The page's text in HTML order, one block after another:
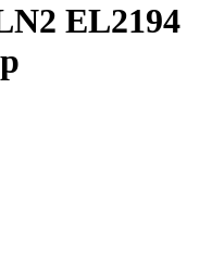
EL2194